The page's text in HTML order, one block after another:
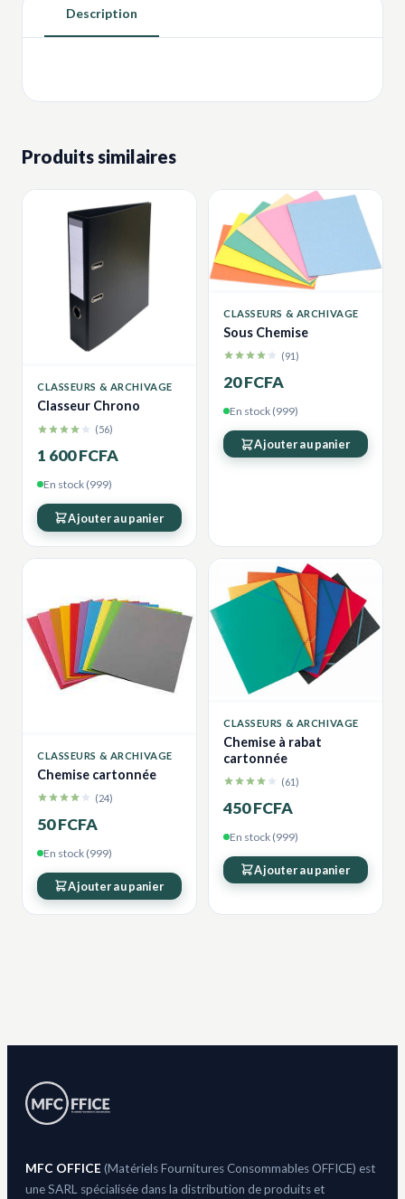
Description
Produits similaires
CLASSEURS & ARCHIVAGE
Classeur Chrono
(56)
1 600 FCFA
En stock (999)
Ajouter au panier
CLASSEURS & ARCHIVAGE
Sous Chemise
(91)
20 FCFA
En stock (999)
Ajouter au panier
CLASSEURS & ARCHIVAGE
Chemise cartonnée
(24)
50 FCFA
En stock (999)
Ajouter au panier
CLASSEURS & ARCHIVAGE
Chemise à rabat
cartonnée
(61)
450 FCFA
En stock (999)
Ajouter au panier
MFC OFFICE (Matériels Fournitures Consommables OFFICE) est
une SARL spécialisée dans la distribution de produits et